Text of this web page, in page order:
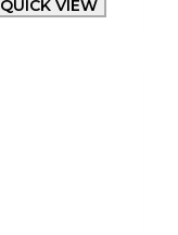
QUICK VIEW